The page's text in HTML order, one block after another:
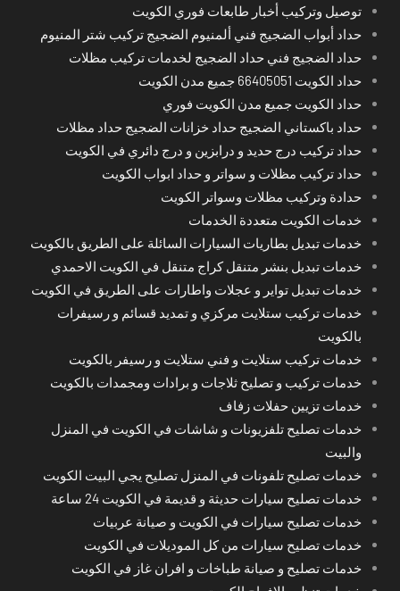
توصيل وتركيب أخبار طابعات فوري الكويت
حداد أبواب الضجيج فني ألمنيوم الضجيج تركيب شتر المنيوم
حداد الضجيج فني حداد الضجيج لخدمات تركيب مظلات
حداد الكويت 66405051 جميع مدن الكويت
حداد الكويت جميع مدن الكويت فوري
حداد باكستاني الضجيج حداد خزانات الضجيج حداد مظلات
حداد تركيب درج حديد و درابزين و درج دائري في الكويت
حداد تركيب مظلات و سواتر و حداد ابواب الكويت
حدادة وتركيب مظلات وسواتر الكويت
خدمات الكويت متعددة الخدمات
خدمات تبديل بطاريات السيارات السائلة على الطريق بالكويت
خدمات تبديل بنشر متنقل كراج متنقل في الكويت الاحمدي
خدمات تبديل تواير و عجلات واطارات على الطريق في الكويت
خدمات تركيب ستلايت مركزي و تمديد قسائم و رسيفرات
بالكويت
خدمات تركيب ستلايت و فني ستلايت و رسيفر بالكويت
خدمات تركيب و تصليح ثلاجات و برادات ومجمدات بالكويت
خدمات تزيين حفلات زفاف
خدمات تصليح تلفزيونات و شاشات في الكويت في المنزل
والبيت
خدمات تصليح تلفونات في المنزل تصليح يجي البيت الكويت
خدمات تصليح سيارات حديثة و قديمة في الكويت 24 ساعة
خدمات تصليح سيارات في الكويت و صيانة عربيات
خدمات تصليح سيارات من كل الموديلات في الكويت
خدمات تصليح و صيانة طباخات و افران غاز في الكويت